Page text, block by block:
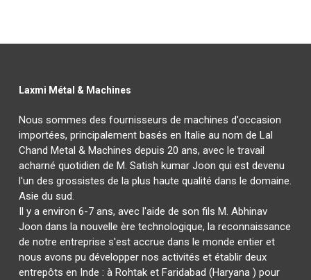
Laxmi Métal & Machines
Nous sommes des fournisseurs de machines d'occasion
importées, principalement basés en Italie au nom de Lal
Chand Metal & Machines depuis 20 ans, avec le travail
acharné quotidien de M. Satish kumar Joon qui est devenu
l'un des grossistes de la plus haute qualité dans le domaine.
Asie du sud.
Il y a environ 6-7 ans, avec l'aide de son fils M. Abhinav
Joon dans la nouvelle ère technologique, la reconnaissance
de notre entreprise s'est accrue dans le monde entier et
nous avons pu développer nos activités et établir deux
entrepôts en Inde : à Rohtak et Faridabad (Haryana ) pour